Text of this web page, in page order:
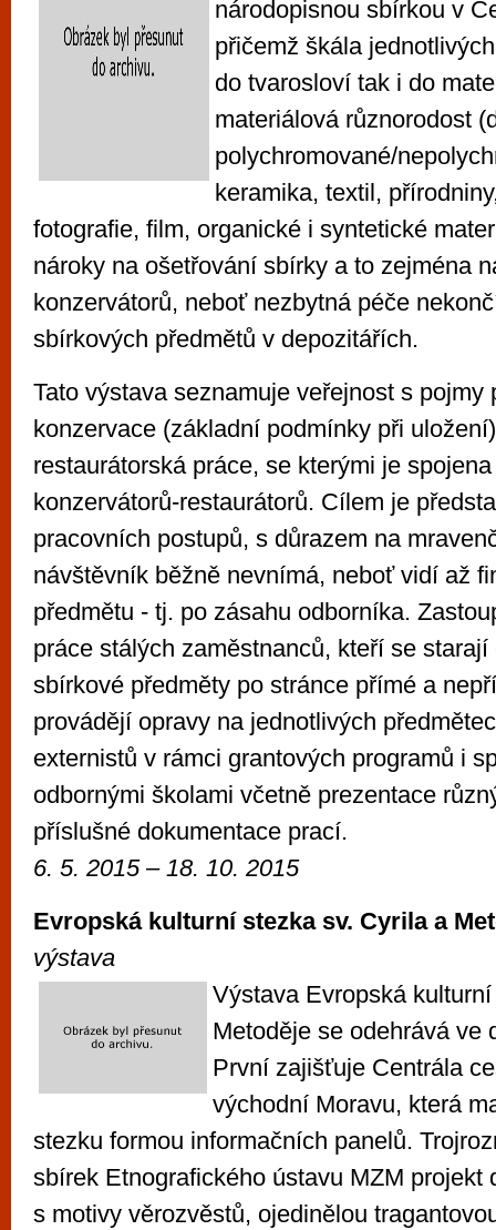
národopisnou sbírkou v
přičemž škála
do tvarosloví tak i do
materiálová různorodost
polychromované/
keramika, textil,
fotografie, film, organické i syntetické
nároky na ošetřování sbírky a to zejména
konzervátorů, neboť nezbytná péče
sbírkových předmětů v depozitářích.
Tato výstava seznamuje veřejnost s pojmy
konzervace (základní podmínky při
restaurátorská práce, se kterými je
konzervátorů-restaurátorů. Cílem je
pracovních postupů, s důrazem na
návštěvník běžně nevnímá, neboť vidí až
předmětu - tj. po zásahu odborníka.
práce stálých zaměstnanců, kteří se starají
sbírkové předměty po stránce přímé a
provádějí opravy na jednotlivých
externistů v rámci grantových programů i
odbornými školami včetně prezentace
příslušné dokumentace prací.
6. 5. 2015 – 18. 10. 2015
Evropská kulturní stezka sv. Cyrila a
výstava
Výstava Evropská
Metoděje se odehrává ve
První zajišťuje Centrála
východní Moravu, která
stezku formou informačních panelů.
sbírek Etnografického ústavu MZM projekt
s motivy věrozvěstů, ojedinělou